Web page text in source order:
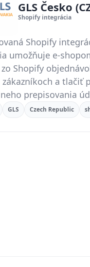
GLS Česko
Shopify integrácia
Shopify
umožňuje
Shopify
zákazníkoch a tlačiť
prepisovania
GLS Czech Republic